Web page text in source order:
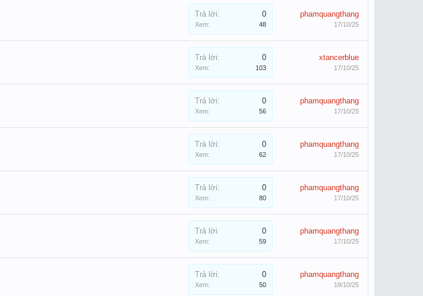
Trả lời: 0
Xem: 48
phamquangthang
17/10/25
Trả lời: 0
Xem: 103
xtancerblue
17/10/25
Trả lời: 0
Xem: 56
phamquangthang
17/10/25
Trả lời: 0
Xem: 62
phamquangthang
17/10/25
Trả lời: 0
Xem: 80
phamquangthang
17/10/25
Trả lời: 0
Xem: 59
phamquangthang
17/10/25
Trả lời: 0
Xem: 50
phamquangthang
18/10/25